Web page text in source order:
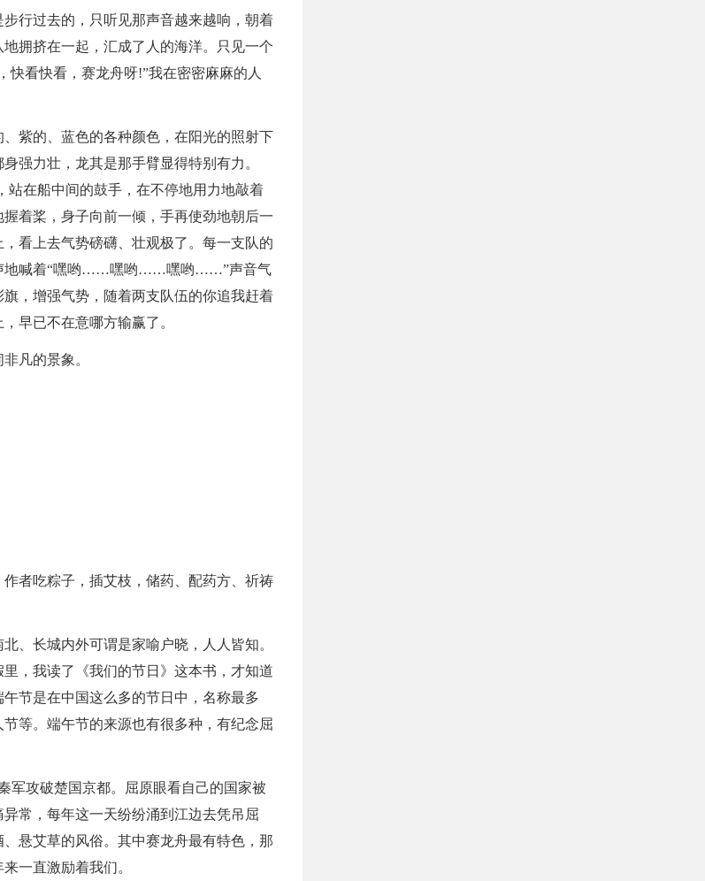
行过去的，只听见那声音越来越响，朝着
拥挤在一起，汇成了人的海洋。只见一个
快看快看，赛龙舟呀!”我在密密麻麻的人
紫的、蓝色的各种颜色，在阳光的照射下
强力壮，龙其是那手臂显得特别有力。
在船中间的鼓手，在不停地用力地敲着
着桨，身子向前一倾，手再使劲地朝后一
看上去气势磅礴、壮观极了。每一支队的
声地喊着“嘿哟……嘿哟……嘿哟……”声音气
，增强气势，随着两支队伍的你追我赶着
早已不在意哪方输赢了。
凡的景象。
者吃粽子，插艾枝，储药、配药方、祈祷
、长城内外可谓是家喻户晓，人人皆知。
，我读了《我们的节日》这本书，才知道
节是在中国这么多的节日中，名称最多
等。端午节的来源也有很多种，有纪念屈
军攻破楚国京都。屈原眼看自己的国家被
常，每年这一天纷纷涌到江边去凭吊屈
悬艾草的风俗。其中赛龙舟最有特色，那
一直激励着我们。